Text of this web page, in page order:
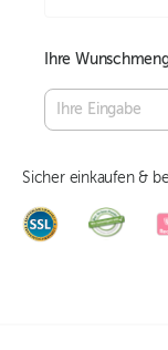
Ihre
Sicher einkaufen &